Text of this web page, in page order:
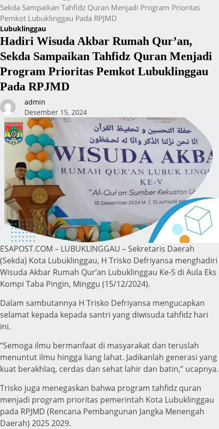
Sekda Sampaikan Tahfidz Quran Menjadi Program Prioritas
Pemkot Lubuklinggau Pada RPJMD
Lubuklinggau
Hadiri Wisuda Akbar Rumah Qur’an,
Sekda Sampaikan Tahfidz Quran Menjadi
Program Prioritas Pemkot Lubuklinggau
Pada RPJMD
admin
Desember 15, 2024
ESAPOST.COM – LUBUKLINGGAU – Sekretaris Daerah
(Sekda) Kota Lubuklinggau, H Trisko Defriyansa menghadiri
Wisuda Akbar Rumah Qur’an Lubuklinggau Ke-5 di Aula Eks
Kompi Taba Pingin, Minggu (15/12/2024).
Dalam sambutannya H Trisko Defriyansa mengucapkan
selamat kepada kepada santri yang diwisuda tahfidz hari
ini.
“Semoga ilmu bermanfaat di masyarakat dan teruslah
menuntut ilmu hingga liang lahat. Jadikanlah generasi yang
kuat berakhlaq, cerdas dan sehat lahir dan batin,” ucapnya.
Trisko juga menegaskan bahwa program tahfidz quran
menjadi program prioritas pemerintah Kota Lubuklinggau
pada RPJMD (Rencana Pembangunan Jangka Menengah
Daerah) 2025 2029.